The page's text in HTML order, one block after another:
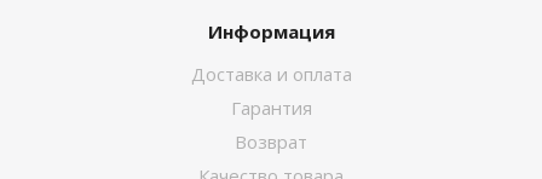
Информация
Доставка и оплата
Гарантия
Возврат